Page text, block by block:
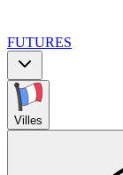
FUTURES
Villes